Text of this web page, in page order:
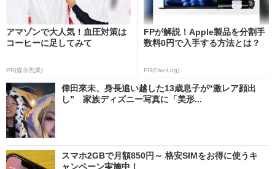
アマゾンで大人気！血圧対策は
コーヒーに足してみて
PR(森永乳業)
FPが解説！Apple製品を分割手
数料0円で入手する方法とは？
PR(Fav-Log)
倖田來未、身長追い越した13歳息子が“激レア顔出
し” 家族ディズニー写真に「美形...
スマホ2GBで月額850円～ 格安SIMをお得に使うキ
ャンペーン実施中！